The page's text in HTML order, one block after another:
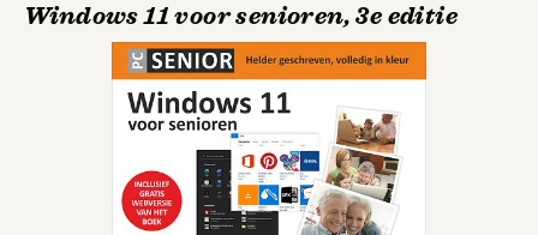
Windows 11 voor senioren, 3e editie